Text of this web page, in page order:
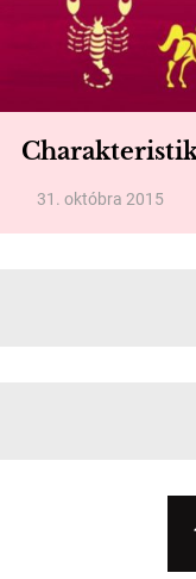
31. októbra 2015